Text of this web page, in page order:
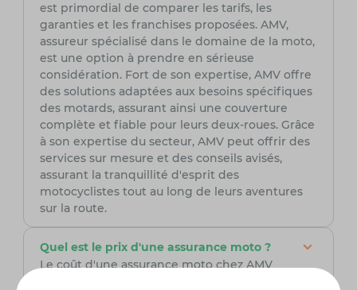
est primordial de comparer les tarifs, les
garanties et les franchises proposées. AMV,
assureur spécialisé dans le domaine de la moto,
est une option à prendre en sérieuse
considération. Fort de son expertise, AMV offre
des solutions adaptées aux besoins spécifiques
des motards, assurant ainsi une couverture
complète et fiable pour leurs deux-roues. Grâce
à son expertise du secteur, AMV peut offrir des
services sur mesure et des conseils avisés,
assurant la tranquillité d'esprit des
motocyclistes tout au long de leurs aventures
sur la route.
Quel est le prix d'une assurance moto ?
Le coût d'une assurance moto chez AMV